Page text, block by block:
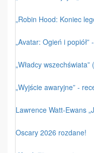
„Robin Hood: Koniec
„Avatar: Ogień i popiół”
„Władcy
„Wyjście awaryjne” -
Lawrence Watt-Ewans
Oscary 2026 rozdane!